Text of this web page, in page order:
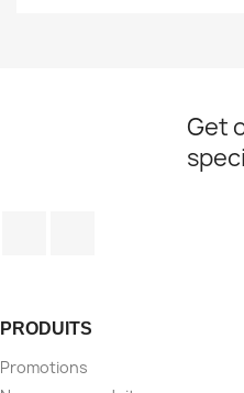
Get
PRODUITS
Promotions